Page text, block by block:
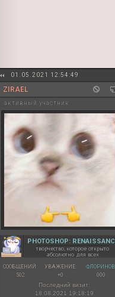
01.05.2021 12:54:49
ZIRAEL
активный участник
PHOTOSHOP:
творчество, которое открыто
абсолютно для всех
СООБЩЕНИЙ:
502
УВАЖЕНИЕ:
+0
000
Последний визит:
18.08.2021 19:18:19